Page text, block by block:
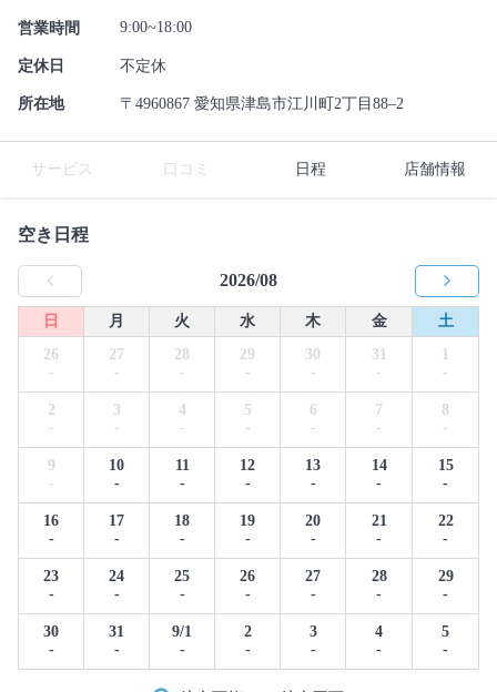
営業時間 9:00~18:00
定休日 不定休
所在地 〒4960867 愛知県津島市江川町2丁目88–2
サービス 口コミ 日程 店舗情報
空き日程
2026/08
日 月 火 水 木 金
土
26
-
27
-
28
-
29
-
30
-
31
-
1
-
2
-
3
-
4
-
5
-
6
-
7
-
8
-
9
-
10
-
11
-
12
-
13
-
14
-
15
-
16
-
17
-
18
-
19
-
20
-
21
-
22
-
23
-
24
-
25
-
26
-
27
-
28
-
29
-
30
-
31
-
9/1
-
2
-
3
-
4
-
5
-